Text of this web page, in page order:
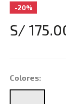
-20%
S/
Colores: